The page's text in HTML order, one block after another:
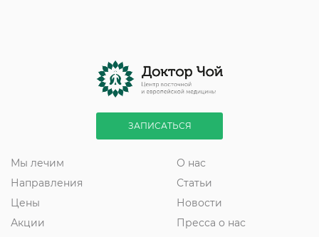
ЗАПИСАТЬСЯ
Мы лечим
Направления
Цены
Акции
О нас
Статьи
Новости
Пресса о нас